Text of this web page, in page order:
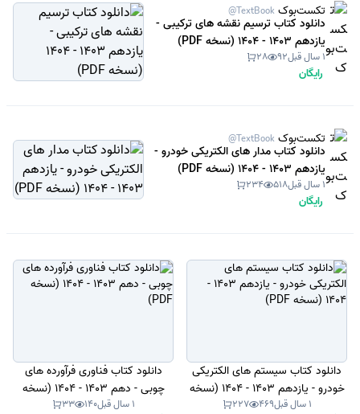
تکست‌بوک @TextBook
دانلود کتاب ترسیم نقشه های ترکیبی -
یازدهم 1403 - 1404 (نسخه PDF)
1 سال قبل 92
28
رایگان
تکست‌بوک @TextBook
دانلود کتاب مدار های الکتریکی خودرو -
یازدهم 1403 - 1404 (نسخه PDF)
1 سال قبل 518
234
رایگان
دانلود کتاب سیستم های الکتریکی
خودرو - یازدهم 1403 - 1404 (نسخه
PDF)
1 سال قبل 469
227
دانلود کتاب فناوری فرآورده های
چوبی - دهم 1403 - 1404 (نسخه
PDF)
1 سال قبل 140
33